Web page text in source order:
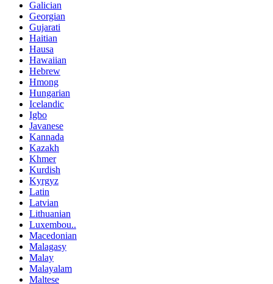
Galician
Georgian
Gujarati
Haitian
Hausa
Hawaiian
Hebrew
Hmong
Hungarian
Icelandic
Igbo
Javanese
Kannada
Kazakh
Khmer
Kurdish
Kyrgyz
Latin
Latvian
Lithuanian
Luxembou..
Macedonian
Malagasy
Malay
Malayalam
Maltese